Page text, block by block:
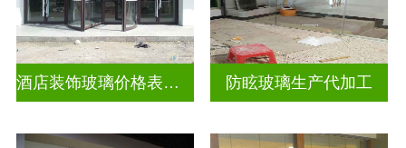
酒店装饰玻璃价格表生产电话 防眩玻璃生产代加工